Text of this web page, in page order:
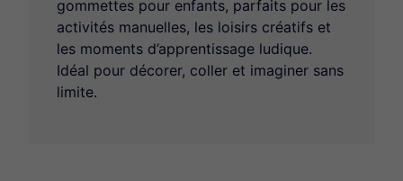
gommettes pour enfants, parfaits pour les
activités manuelles, les loisirs créatifs et
les moments d’apprentissage ludique.
Idéal pour décorer, coller et imaginer sans
limite.